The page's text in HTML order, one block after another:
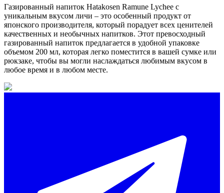
Газированный напиток Hatakosen Ramune Lychee с
уникальным вкусом личи – это особенный продукт от
японского производителя, который порадует всех ценителей
качественных и необычных напитков. Этот превосходный
газированный напиток предлагается в удобной упаковке
объемом 200 мл, которая легко поместится в вашей сумке или
рюкзаке, чтобы вы могли наслаждаться любимым вкусом в
любое время и в любом месте.